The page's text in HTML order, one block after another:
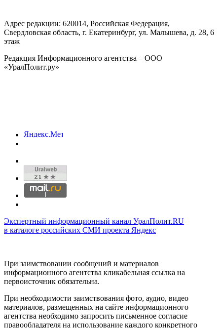
Адрес редакции: 620014, Российская Федерация,
Свердловская область, г. Екатеринбург, ул. Малышева, д. 28, 6
этаж
Редакция Информационного агентства – ООО
«УралПолит.ру»
Экспертный информационный канал УралПолит.RU
в каталоге российских СМИ проекта Яндекс
При заимствовании сообщений и материалов
информационного агентства кликабельная ссылка на
первоисточник обязательна.
При необходимости заимствования фото, аудио, видео
материалов, размещенных на сайте информационного
агентства необходимо запросить письменное согласие
правообладателя на использование каждого конкретного